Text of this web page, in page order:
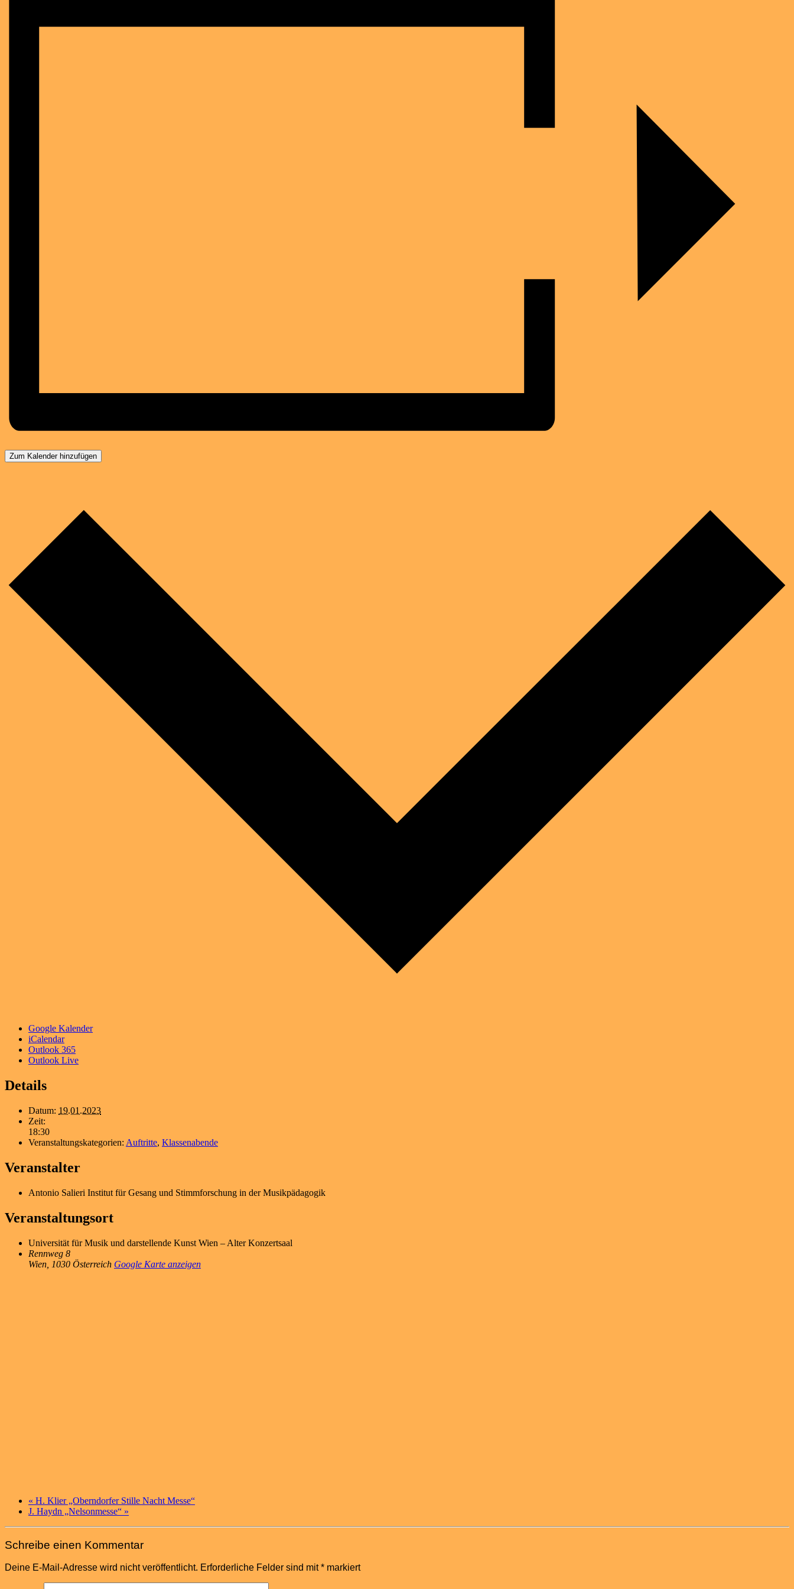
Zum Kalender hinzufügen
Google Kalender
iCalendar
Outlook 365
Outlook Live
Details
Datum: 19.01.2023
Zeit:
18:30
Veranstaltungskategorien: Auftritte, Klassenabende
Veranstalter
Antonio Salieri Institut für Gesang und Stimmforschung in der Musikpädagogik
Veranstaltungsort
Universität für Musik und darstellende Kunst Wien – Alter Konzertsaal
Rennweg 8
Wien 1030 Österreich Google Karte anzeigen
« H. Klier „Oberndorfer Stille Nacht Messe“
J. Haydn „Nelsonmesse“ »
Schreibe einen Kommentar
Deine E-Mail-Adresse wird nicht veröffentlicht. Erforderliche Felder sind mit* markiert